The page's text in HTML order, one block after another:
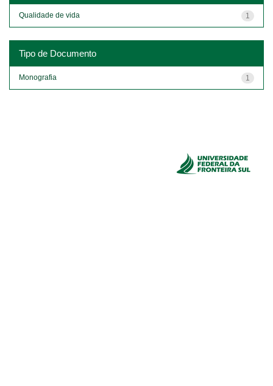
1
Qualidade de vida
Tipo de Documento
1
Monografia